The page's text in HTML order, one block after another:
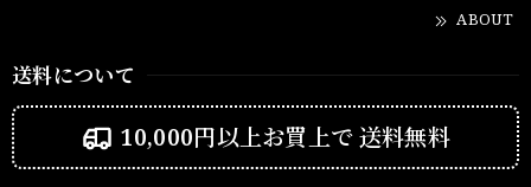
ABOUT
送料について
10,000円以上お買上で送料無料